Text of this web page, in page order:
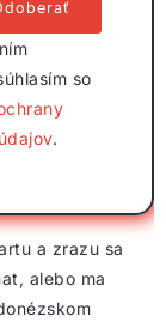
so
.
a zrazu sa
alebo ma